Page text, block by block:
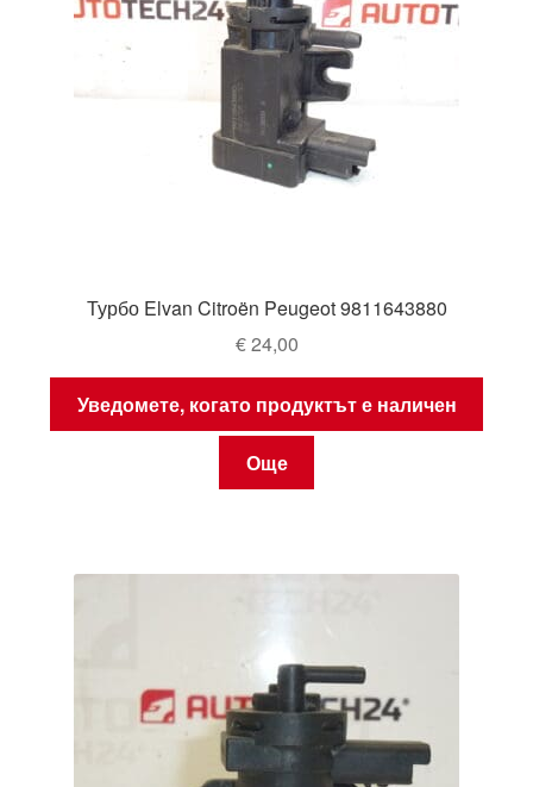
Турбо Elvan Citroën Peugeot 9811643880
€24,00
Уведомете, когато продуктът е наличен
Още